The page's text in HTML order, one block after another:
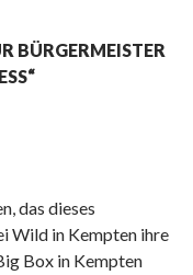
BÜRGERMEISTER
das dieses
Wild in Kempten ihre
Box in Kempten